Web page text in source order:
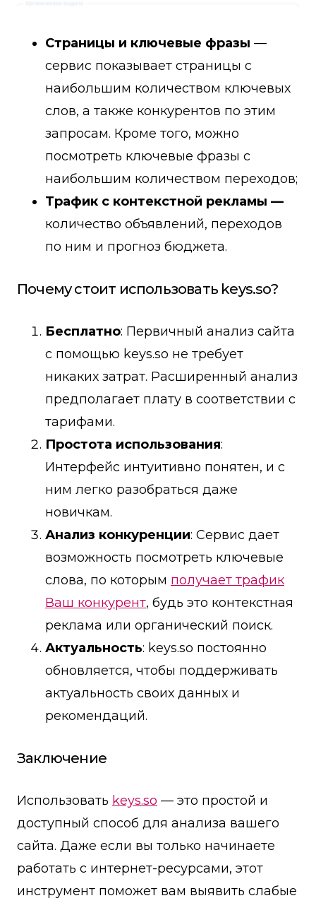
Страницы и ключевые фразы —
сервис показывает страницы с
наибольшим количеством ключевых
слов, а также конкурентов по этим
запросам. Кроме того, можно
посмотреть ключевые фразы с
наибольшим количеством переходов;
Трафик с контекстной рекламы —
количество объявлений, переходов
по ним и прогноз бюджета.
Почему стоит использовать keys.so?
Бесплатно: Первичный анализ сайта
с помощью keys.so не требует
никаких затрат. Расширенный анализ
предполагает плату в соответствии с
тарифами.
Простота использования:
Интерфейс интуитивно понятен, и с
ним легко разобраться даже
новичкам.
Анализ конкуренции: Сервис дает
возможность посмотреть ключевые
слова, по которым получает трафик
Ваш конкурент, будь это контекстная
реклама или органический поиск.
Актуальность: keys.so постоянно
обновляется, чтобы поддерживать
актуальность своих данных и
рекомендаций.
Заключение
Использовать keys.so — это простой и
доступный способ для анализа вашего
сайта. Даже если вы только начинаете
работать с интернет-ресурсами, этот
инструмент поможет вам выявить слабые